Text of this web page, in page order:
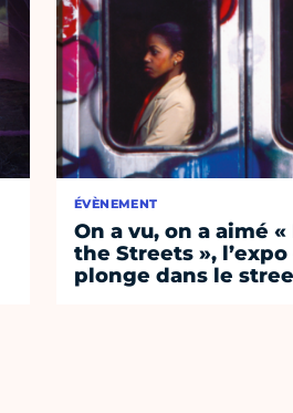
ÉVÈNEMENT
On a vu, on a aimé
the Streets »,
plonge dans le